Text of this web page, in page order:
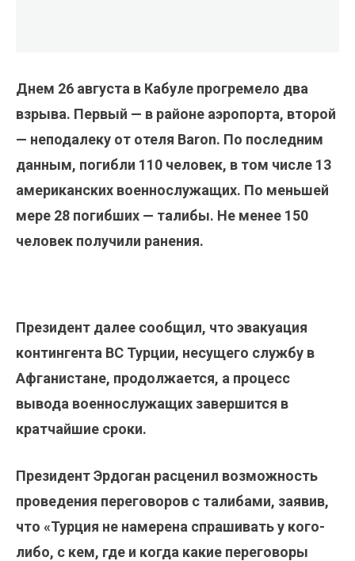
Днем 26 августа в Кабуле прогремело два
взрыва. Первый — в районе аэропорта, второй
— неподалеку от отеля Baron. По последним
данным, погибли 110 человек, в том числе 13
американских военнослужащих. По меньшей
мере 28 погибших — талибы. Не менее 150
человек получили ранения.
Президент далее сообщил, что эвакуация
контингента ВС Турции, несущего службу в
Афганистане, продолжается, а процесс
вывода военнослужащих завершится в
кратчайшие сроки.
Президент Эрдоган расценил возможность
проведения переговоров с талибами, заявив,
что «Турция не намерена спрашивать у кого-
либо, с кем, где и когда какие переговоры